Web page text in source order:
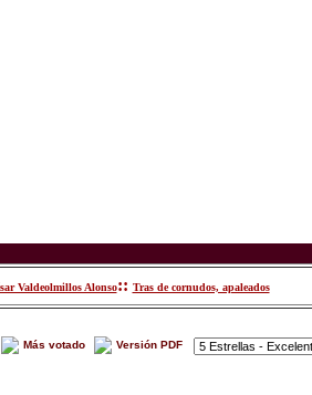
Valdeolmillos Alonso:: Tras de cornudos, apaleados
Más votado Versión PDF